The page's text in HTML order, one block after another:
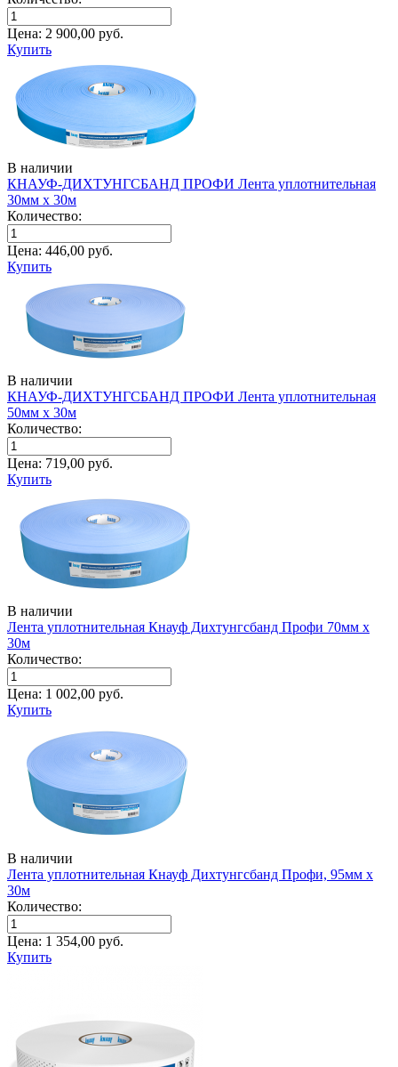
Цена: 2 900,00 руб.
Купить
В наличии
КНАУФ-ДИХТУНГСБАНД ПРОФИ Лента уплотнительная
30мм х 30м
Количество:
Цена: 446,00 руб.
Купить
В наличии
КНАУФ-ДИХТУНГСБАНД ПРОФИ Лента уплотнительная
50мм х 30м
Количество:
Цена: 719,00 руб.
Купить
В наличии
Лента уплотнительная Кнауф Дихтунгсбанд Профи 70мм х
30м
Количество:
Цена: 1 002,00 руб.
Купить
В наличии
Лента уплотнительная Кнауф Дихтунгсбанд Профи, 95мм х
30м
Количество:
Цена: 1 354,00 руб.
Купить